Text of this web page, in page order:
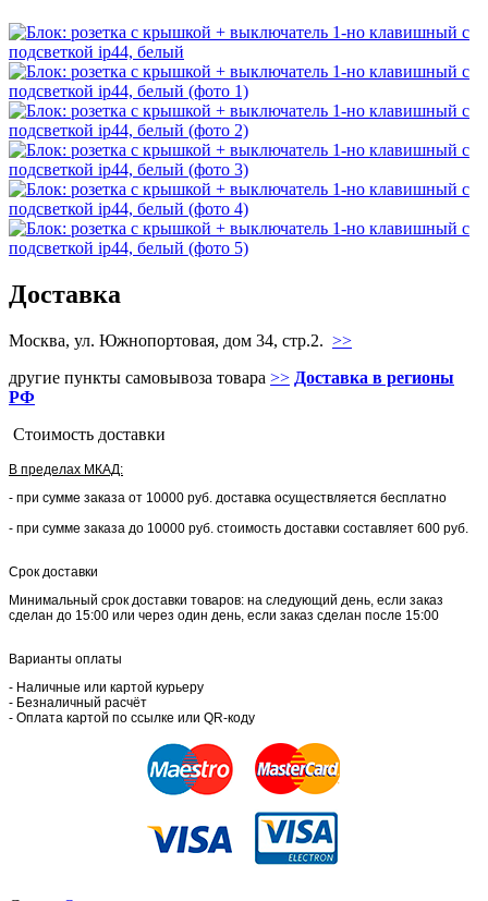
Доставка
Москва, ул. Южнопортовая, дом 34, стр.2. >>
другие пункты самовывоза товара >> Доставка в регионы
РФ
Стоимость доставки
В пределах МКАД:
- при сумме заказа от 10000 руб. доставка осуществляется бесплатно
- при сумме заказа до 10000 руб. стоимость доставки составляет 600 руб.
Срок доставки
Минимальный срок доставки товаров: на следующий день, если заказ
сделан до 15:00 или через один день, если заказ сделан после 15:00
Варианты оплаты
- Наличные или картой курьеру
- Безналичный расчёт
- Оплата картой по ссылке или QR-коду